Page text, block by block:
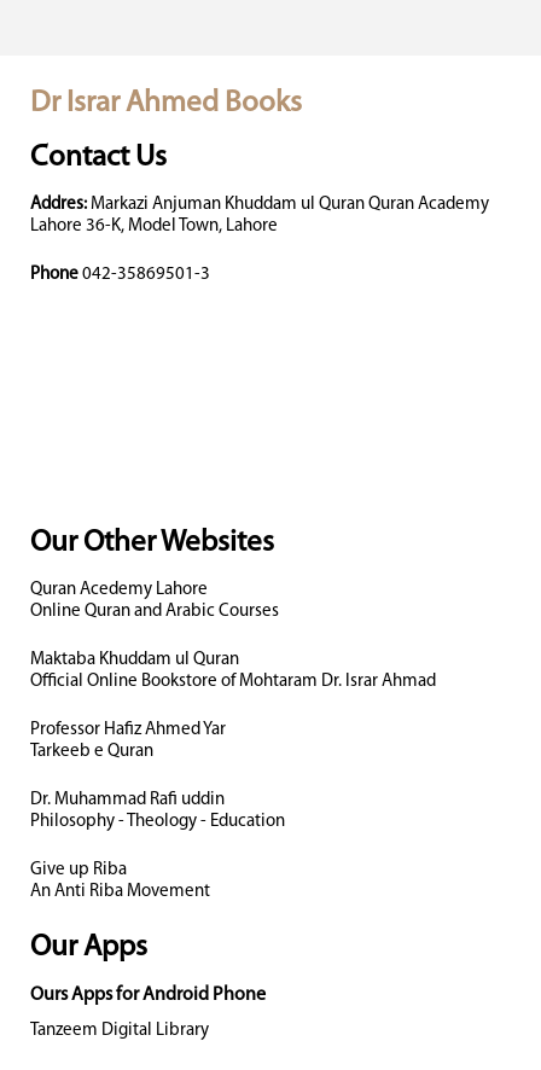
Dr Israr Ahmed Books
Contact Us
Addres: Markazi Anjuman Khuddam ul Quran Quran Academy
Lahore 36-K, Model Town, Lahore
Phone 042-35869501-3
Our Other Websites
Quran Acedemy Lahore
Online Quran and Arabic Courses
Maktaba Khuddam ul Quran
Official Online Bookstore of Mohtaram Dr. Israr Ahmad
Professor Hafiz Ahmed Yar
Tarkeeb e Quran
Dr. Muhammad Rafi uddin
Philosophy - Theology - Education
Give up Riba
An Anti Riba Movement
Our Apps
Ours Apps for Android Phone
Tanzeem Digital Library